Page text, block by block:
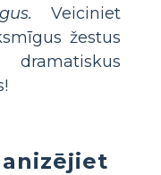
Veiciniet
žestus